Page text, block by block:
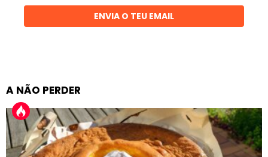
ENVIA O TEU EMAIL
A NÃO PERDER